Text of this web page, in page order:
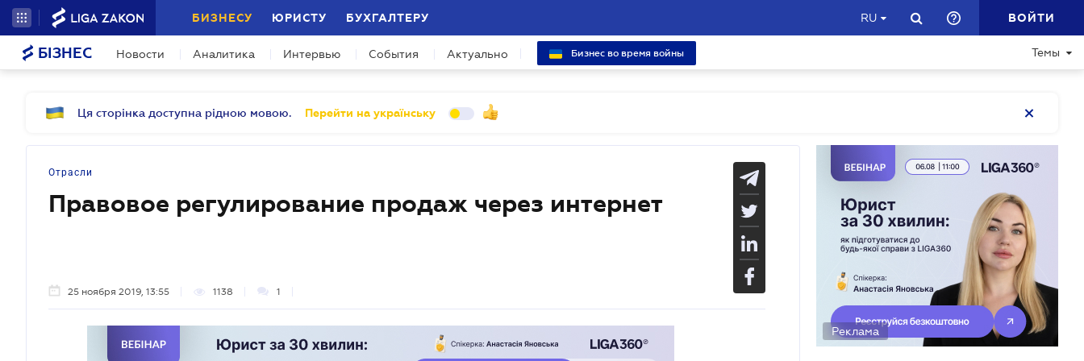
БИЗНЕСУ ЮРИСТУ БУХГАЛТЕРУ RU ВОЙТИ
БІЗНЕС Новости Аналитика Интервью События Актуально Бизнес во время войны Темы
Ця сторінка доступна рідною мовою. Перейти на українську
Отрасли
Правовое регулирование продаж через интернет
25 ноября 2019, 13:55 1138 1
Реклама